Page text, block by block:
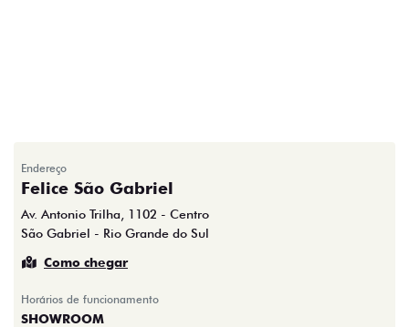
Endereço
Felice São Gabriel
Av. Antonio Trilha, 1102 - Centro
São Gabriel - Rio Grande do Sul
Como chegar
Horários de funcionamento
SHOWROOM